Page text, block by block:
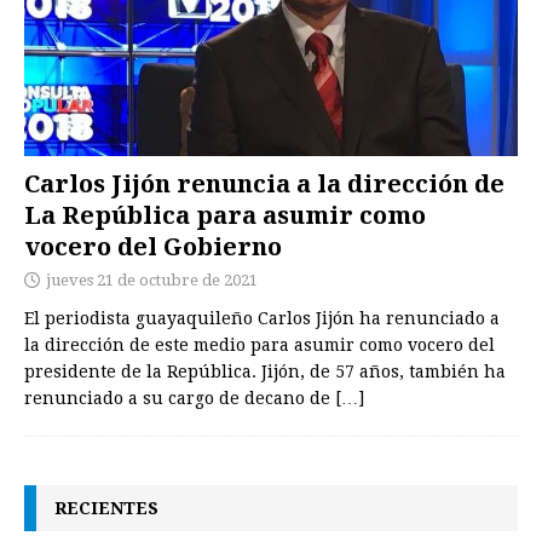
Carlos Jijón renuncia a la dirección de
La República para asumir como
vocero del Gobierno
jueves 21 de octubre de 2021
El periodista guayaquileño Carlos Jijón ha renunciado a
la dirección de este medio para asumir como vocero del
presidente de la República. Jijón, de 57 años, también ha
renunciado a su cargo de decano de […]
RECIENTES